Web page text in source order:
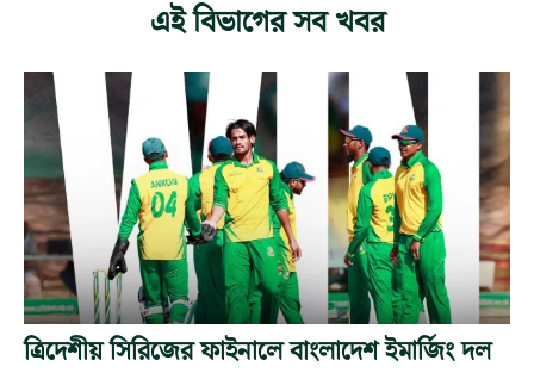
এই বিভাগের সব খবর
ত্রিদেশীয় সিরিজের ফাইনালে বাংলাদেশ ইমার্জিং দল